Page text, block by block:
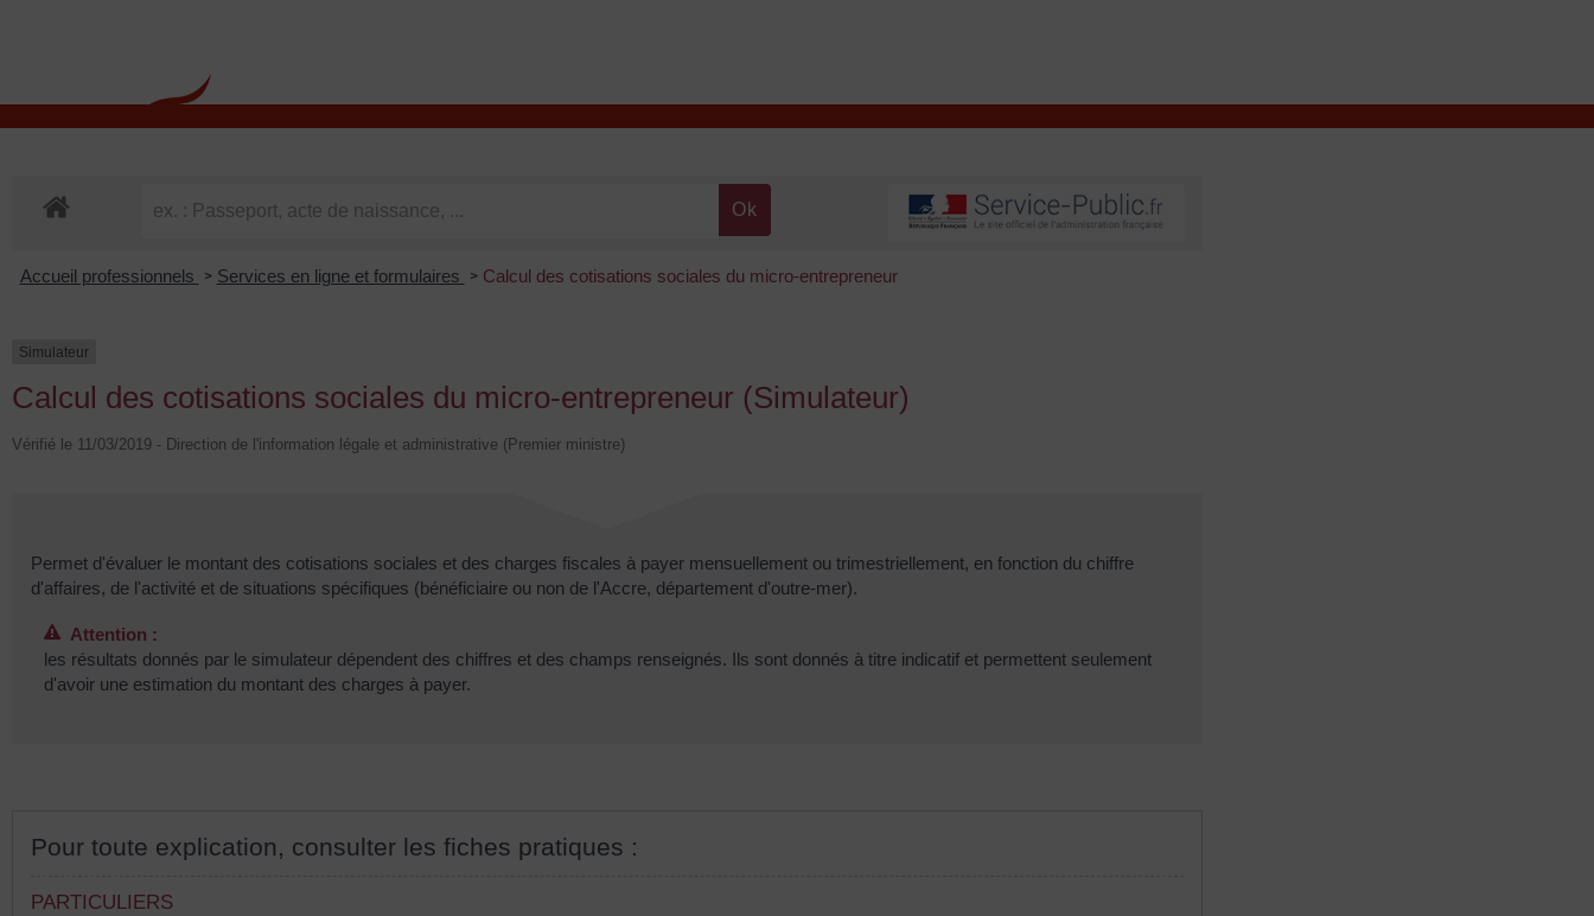
Accueil professionnels > Services en ligne et formulaires > Calcul des cotisations sociales du micro-entrepreneur
Simulateur
Calcul des cotisations sociales du micro-entrepreneur (Simulateur)
Vérifié le 11/03/2019 - Direction de l'information légale et administrative (Premier ministre)
Permet d'évaluer le montant des cotisations sociales et des charges fiscales à payer mensuellement ou trimestriellement, en fonction du chiffre
d'affaires, de l'activité et de situations spécifiques (bénéficiaire ou non de l'Accre, département d'outre-mer).
Attention :
les résultats donnés par le simulateur dépendent des chiffres et des champs renseignés. Ils sont donnés à titre indicatif et permettent seulement
d'avoir une estimation du montant des charges à payer.
Pour toute explication, consulter les fiches pratiques :
PARTICULIERS